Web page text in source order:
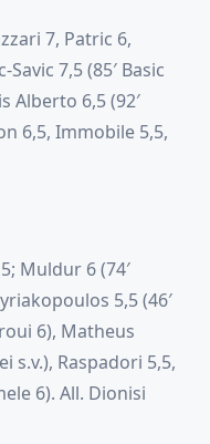
7, Patric 6,
7,5 (85′ Basic
Alberto 6,5 (92′
6,5, Immobile 5,5,
Muldur 6 (74′
5,5 (46′
6), Matheus
s.v.), Raspadori 5,5,
6). All. Dionisi